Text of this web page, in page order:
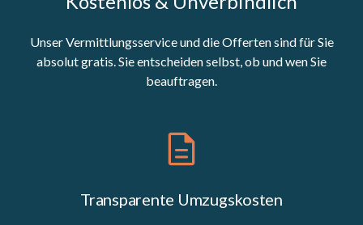
Unser Vermittlungsservice und die Offerten sind für Sie
absolut gratis. Sie entscheiden selbst, ob und wen Sie
beauftragen.
Transparente Umzugskosten